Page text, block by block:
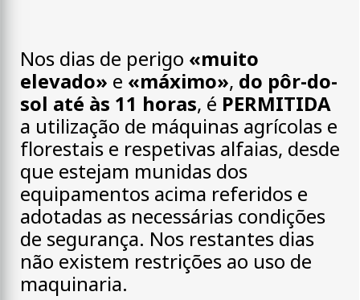
Nos dias de perigo «muito
elevado» e «máximo», do pôr-do-
sol até às 11 horas, é PERMITIDA
a utilização de máquinas agrícolas e
florestais e respetivas alfaias, desde
que estejam munidas dos
equipamentos acima referidos e
adotadas as necessárias condições
de segurança. Nos restantes dias
não existem restrições ao uso de
maquinaria.